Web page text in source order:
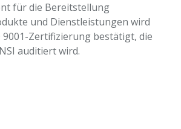
für die Bereitstellung
und Dienstleistungen wird
9001-Zertifizierung bestätigt, die
auditiert wird.